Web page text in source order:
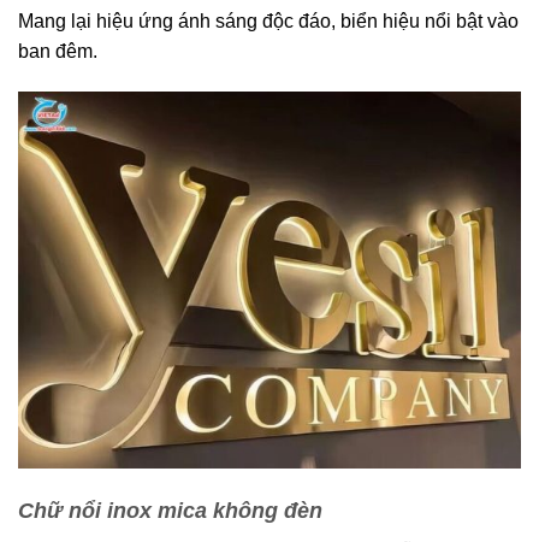
Mang lại hiệu ứng ánh sáng độc đáo, biển hiệu nổi bật vào
ban đêm.
Chữ nổi inox mica không đèn